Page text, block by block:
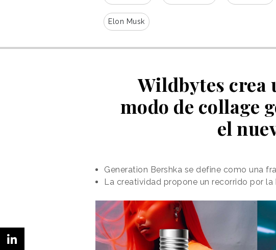
Elon Musk
Wildbytes crea
modo de collage
el
Generation Bershka se define como una
La creatividad propone un recorrido por